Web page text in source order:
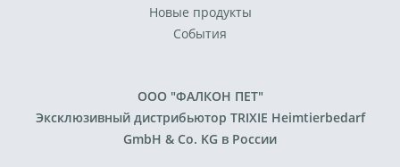
Новые продукты
События
ООО "ФАЛКОН ПЕТ"
Эксклюзивный дистрибьютор TRIXIE Heimtierbedarf
GmbH & Co. KG в России